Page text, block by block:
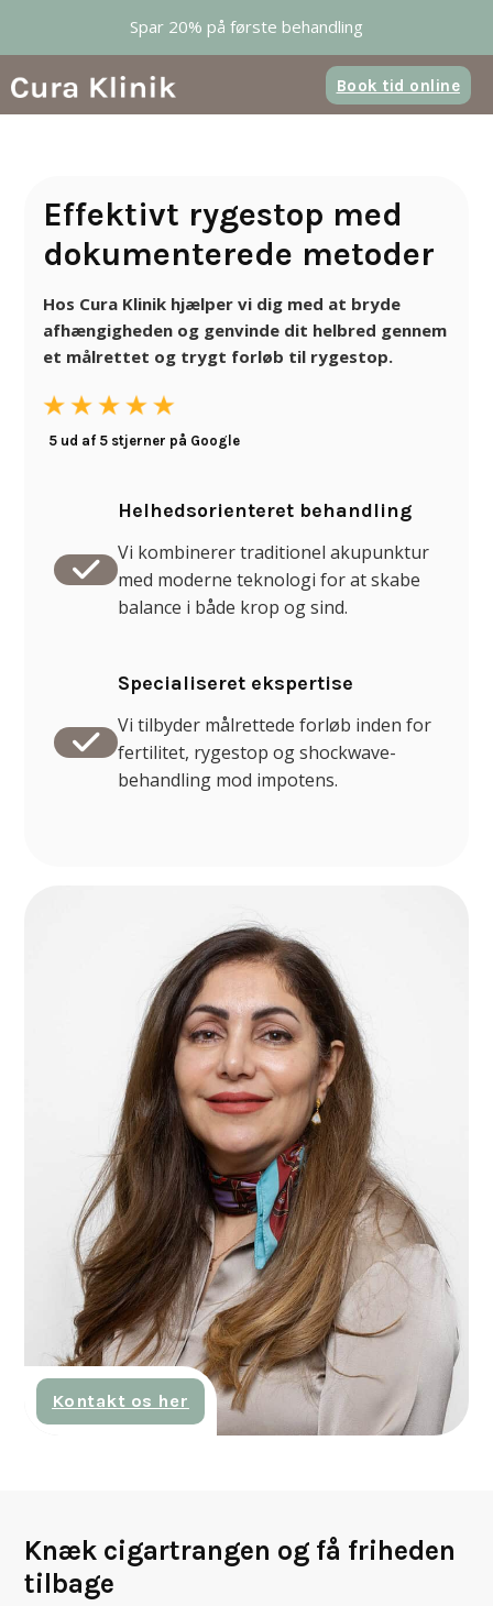
Spar 20% på første behandling
Spring til hovedindhold
Spring til sidefod
Book tid online
Effektivt rygestop med
dokumenterede metoder
Hos Cura Klinik hjælper vi dig med at bryde
afhængigheden og genvinde dit helbred gennem
et målrettet og trygt forløb til rygestop.
5 ud af 5 stjerner på Google
Helhedsorienteret behandling
Vi kombinerer traditionel akupunktur
med moderne teknologi for at skabe
balance i både krop og sind.
Specialiseret ekspertise
Vi tilbyder målrettede forløb inden for
fertilitet, rygestop og shockwave-
behandling mod impotens.
Kontakt os her
Knæk cigartrangen og få friheden
tilbage